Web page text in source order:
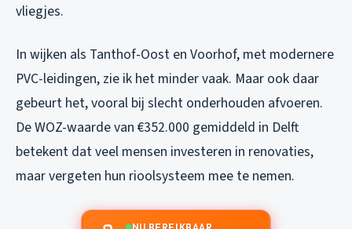
vliegjes.
In wijken als Tanthof-Oost en Voorhof, met modernere
PVC-leidingen, zie ik het minder vaak. Maar ook daar
gebeurt het, vooral bij slecht onderhouden afvoeren.
De WOZ-waarde van €352.000 gemiddeld in Delft
betekent dat veel mensen investeren in renovaties,
maar vergeten hun rioolsysteem mee te nemen.